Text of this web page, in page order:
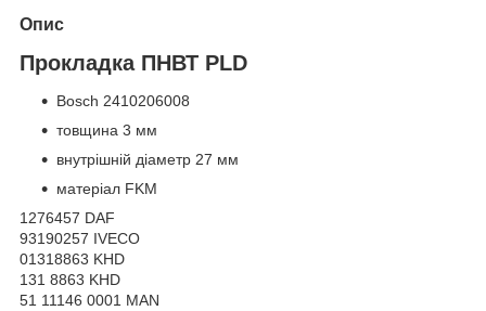
Опис
Прокладка ПНВТ PLD
Bosch 2410206008
товщина 3 мм
внутрішній діаметр 27 мм
матеріал FKM
1276457 DAF
93190257 IVECO
01318863 KHD
131 8863 KHD
51 11146 0001 MAN